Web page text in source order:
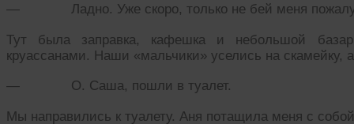
— Ладно. Уже скоро, только не бей меня
Тут была заправка, кафешка и небольшой
круассанами. Наши «мальчики» уселись на скамейку,
— О. Саша, пошли в туалет.
Мы направились к туалету. Аня потащила меня с